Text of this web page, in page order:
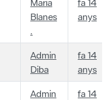
Blanes
.
anys
Admin
Diba
fa 14
anys
Admin
fa 14